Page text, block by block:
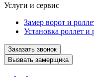
Услуги и сервис
Замер ворот и
Установка роллет и
Заказать звонок
Вызвать замерщика